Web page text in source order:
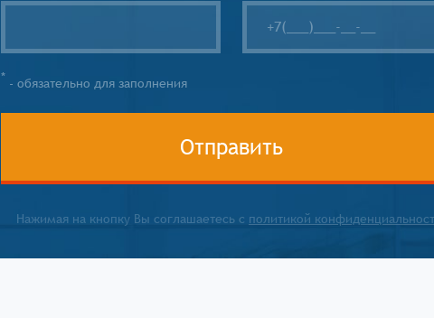
* - обязательно для заполнения
Отправить
Нажимая на кнопку Вы соглашаетесь с политикой